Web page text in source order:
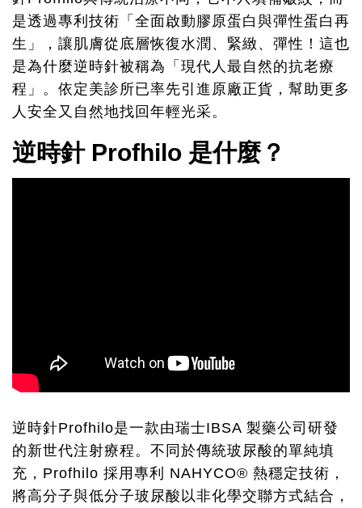
是透過專利技術「全面啟動膠原蛋白與彈性蛋白再
生」，讓肌膚從底層恢復水潤、緊緻、彈性！這也
是為什麼逆時針被稱為「現代人最自然的抗老療
程」。依定美診所已率先引進原廠正貨，幫助更多
人安全又自然地找回年輕光采。
逆時針 Profhilo 是什麼？
逆時針Profhilo是一款由瑞士IBSA 製藥公司研發
的新世代注射療程。不同於傳統玻尿酸的單純填
充，Profhilo 採用專利 NAHYCO® 熱穩定技術，
將高分子與低分子玻尿酸以非化學交聯方式結合，